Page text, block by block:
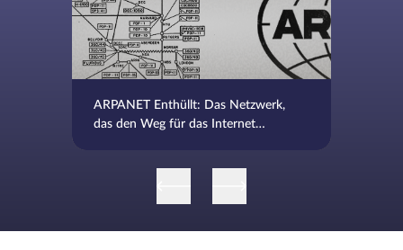
ARPANET Enthüllt: Das Netzwerk,
das den Weg für das Internet